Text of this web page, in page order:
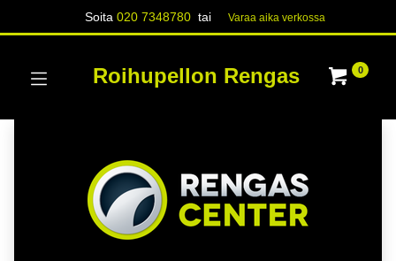
Soita020 7348780 tai Varaa aika verk​​​​ossa
Roihupellon Rengas 0